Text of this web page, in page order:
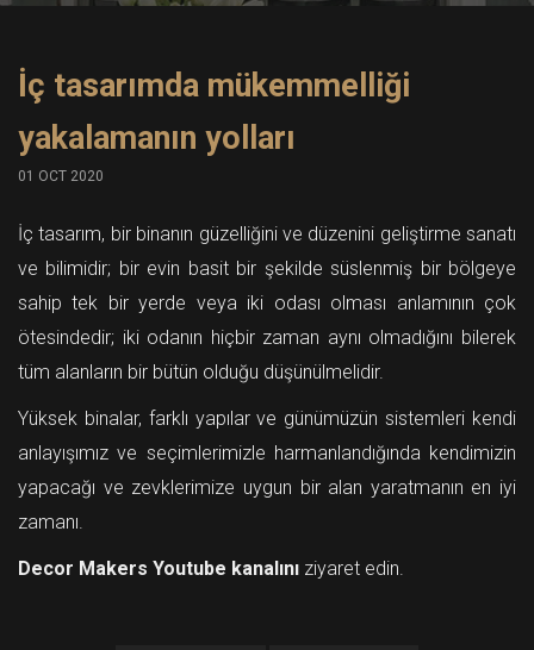
İç tasarımda mükemmelliği
yakalamanın yolları
01 OCT 2020
İç tasarım, bir binanın güzelliğini ve düzenini geliştirme sanatı
ve bilimidir; bir evin basit bir şekilde süslenmiş bir bölgeye
sahip tek bir yerde veya iki odası olması anlamının çok
ötesindedir; iki odanın hiçbir zaman aynı olmadığını bilerek
tüm alanların bir bütün olduğu düşünülmelidir.
Yüksek binalar, farklı yapılar ve günümüzün sistemleri kendi
anlayışımız ve seçimlerimizle harmanlandığında kendimizin
yapacağı ve zevklerimize uygun bir alan yaratmanın en iyi
zamanı.
Decor Makers Youtube kanalını ziyaret edin.